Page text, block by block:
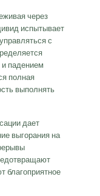
через
испытывает
с
падением
полная
выполнять
дает
выгорания на
благоприятное